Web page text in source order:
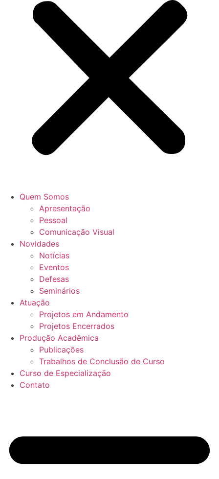
Quem Somos
Apresentação
Pessoal
Comunicação Visual
Novidades
Notícias
Eventos
Defesas
Seminários
Atuação
Projetos em Andamento
Projetos Encerrados
Produção Acadêmica
Publicações
Trabalhos de Conclusão de Curso
Curso de Especialização
Contato